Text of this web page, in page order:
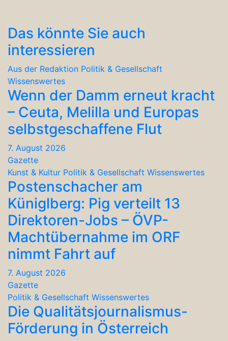
Das könnte Sie auch
interessieren
Aus der Redaktion Politik & Gesellschaft
Wissenswertes
Wenn der Damm erneut kracht
– Ceuta, Melilla und Europas
selbstgeschaffene Flut
7. August 2026
Gazette
Kunst & Kultur Politik & Gesellschaft Wissenswertes
Postenschacher am
Küniglberg: Pig verteilt 13
Direktoren-Jobs – ÖVP-
Machtübernahme im ORF
nimmt Fahrt auf
7. August 2026
Gazette
Politik & Gesellschaft Wissenswertes
Die Qualitätsjournalismus-
Förderung in Österreich